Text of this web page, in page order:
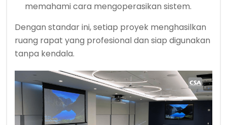
memahami cara mengoperasikan sistem.
Dengan standar ini, setiap proyek menghasilkan
ruang rapat yang profesional dan siap digunakan
tanpa kendala.